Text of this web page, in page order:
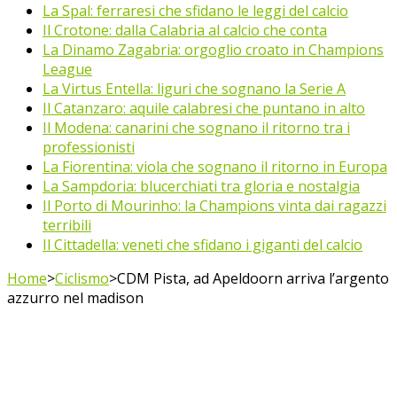
La Spal: ferraresi che sfidano le leggi del calcio
Il Crotone: dalla Calabria al calcio che conta
La Dinamo Zagabria: orgoglio croato in Champions
League
La Virtus Entella: liguri che sognano la Serie A
Il Catanzaro: aquile calabresi che puntano in alto
Il Modena: canarini che sognano il ritorno tra i
professionisti
La Fiorentina: viola che sognano il ritorno in Europa
La Sampdoria: blucerchiati tra gloria e nostalgia
Il Porto di Mourinho: la Champions vinta dai ragazzi
terribili
Il Cittadella: veneti che sfidano i giganti del calcio
Home>Ciclismo>CDM Pista, ad Apeldoorn arriva l’argento
azzurro nel madison